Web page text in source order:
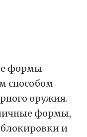
формы
способом
оружия.
формы,
и